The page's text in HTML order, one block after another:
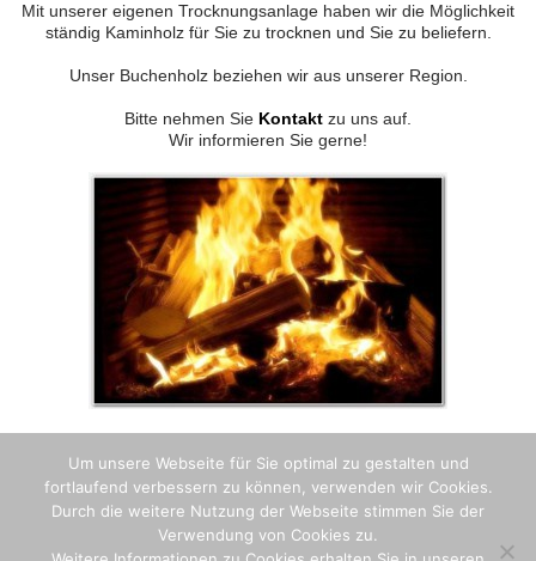
Mit unserer eigenen Trocknungsanlage haben wir die Möglichkeit
ständig Kaminholz für Sie zu trocknen und Sie zu beliefern.
Unser Buchenholz beziehen wir aus unserer Region.
Bitte nehmen Sie Kontakt zu uns auf.
Wir informieren Sie gerne!
AGB
Unsere Allgemeinen Geschäftsbedingungen finden Sie
Um unsere Webseite für Sie optimal zu gestalten und
fortlaufend verbessern zu können, verwenden wir Cookies.
Durch die weitere Nutzung der Webseite stimmen Sie der
Verwendung von Cookies zu.